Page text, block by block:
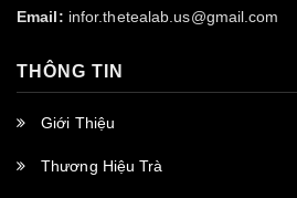
Email: infor.thetealab.us@gmail.com
THÔNG TIN
Giới Thiệu
Thương Hiệu Trà